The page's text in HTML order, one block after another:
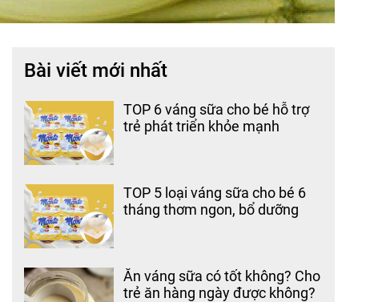
Bài viết mới nhất
TOP 6 váng sữa cho bé hỗ trợ
trẻ phát triển khỏe mạnh
TOP 5 loại váng sữa cho bé 6
tháng thơm ngon, bổ dưỡng
Ăn váng sữa có tốt không? Cho
trẻ ăn hàng ngày được không?